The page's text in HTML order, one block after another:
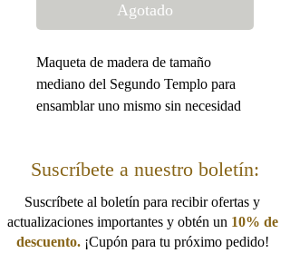
Agotado
Maqueta de madera de tamaño
mediano del Segundo Templo para
ensamblar uno mismo sin necesidad
adelante.
Tamaño:
Longitud: 37 cm / 14,57 pulgadas
Suscríbete a nuestro boletín:
Suscríbete al boletín para recibir ofertas y
actualizaciones importantes y obtén un 10% de
descuento. ¡Cupón para tu próximo pedido!